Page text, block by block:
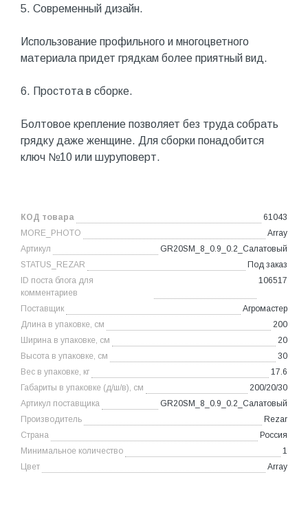
5. Современный дизайн.
Использование профильного и многоцветного
материала придет грядкам более приятный вид.
6. Простота в сборке.
Болтовое крепление позволяет без труда собрать
грядку даже женщине. Для сборки понадобится
ключ №10 или шуруповерт.
КОД товара
61043
MORE_PHOTO
Array
Артикул
GR20SM_8_0.9_0.2_Салатовый
STATUS_REZAR
Под заказ
ID поста блога для
комментариев
106517
Поставщик
Агромастер
Длина в упаковке, см
200
Ширина в упаковке, см
20
Высота в упаковке, см
30
Вес в упаковке, кг
17.6
Габариты в упаковке (д/ш/в), см
200/20/30
Артикул поставщика
GR20SM_8_0.9_0.2_Салатовый
Производитель
Rezar
Страна
Россия
Минимальное количество
1
Цвет
Array